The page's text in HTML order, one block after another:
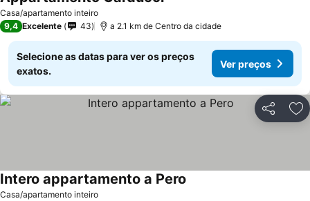
Casa/apartamento inteiro
9,4 Excelente 43 a 2.1 km de Centro da cidade
Selecione as datas para ver os preços
exatos.
Ver preços
Partilhar
Casa/apartamento inteiro
Intero appartamento a Pero